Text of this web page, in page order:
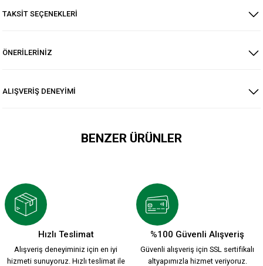
TAKSİT SEÇENEKLERİ
ÖNERİLERİNİZ
ALIŞVERİŞ DENEYİMİ
BENZER ÜRÜNLER
800,00 TL
YENİ SEZON 2026/2027 HUMMEL FUNCTIONAL POLO T-
Hızlı Teslimat
Alışveriş deneyiminiz için en iyi
hizmeti sunuyoruz. Hızlı teslimat ile
%100 Güvenli Alışveriş
Güvenli alışveriş için SSL sertifikalı
altyapımızla hizmet veriyoruz.